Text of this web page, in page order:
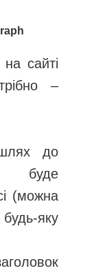
сайті
–
до
буде
(можна
яку